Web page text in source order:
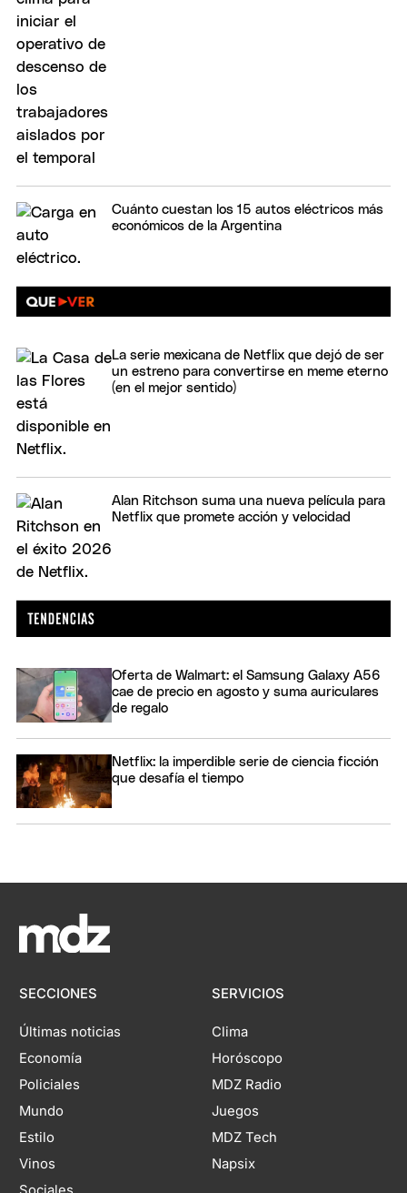
Cuánto cuestan los 15 autos eléctricos más
económicos de la Argentina
La serie mexicana de Netflix que dejó de ser
un estreno para convertirse en meme eterno
(en el mejor sentido)
Alan Ritchson suma una nueva película para
Netflix que promete acción y velocidad
Oferta de Walmart: el Samsung Galaxy A56
cae de precio en agosto y suma auriculares
de regalo
Netflix: la imperdible serie de ciencia ficción
que desafía el tiempo
SECCIONES
Últimas noticias
Economía
Policiales
Mundo
Estilo
Vinos
SERVICIOS
Clima
Horóscopo
MDZ Radio
Juegos
MDZ Tech
Napsix